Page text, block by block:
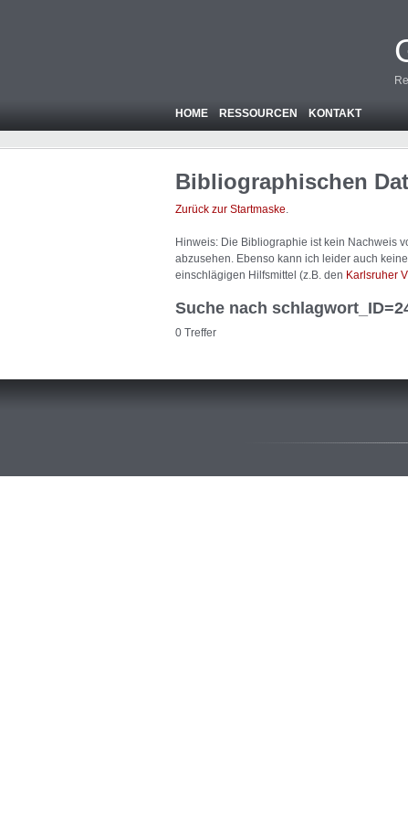
HOME RESSOURCEN KONTAKT
Bibliographischen
Zurück zur Startmaske.
Hinweis: Die Bibliographie ist kein Nachweis
abzusehen. Ebenso kann ich leider auch
einschlägigen Hilfsmittel (z.B. den Karlsruher
Suche nach
0 Treffer